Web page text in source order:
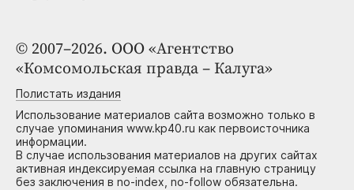
© 2007–2026. ООО «Агентство
«Комсомольская правда – Калуга»
Полистать издания
Использование материалов сайта возможно только в
случае упоминания www.kp40.ru как первоисточника
информации.
В случае использования материалов на других сайтах
активная индексируемая ссылка на главную страницу
без заключения в no-index, no-follow обязательна.